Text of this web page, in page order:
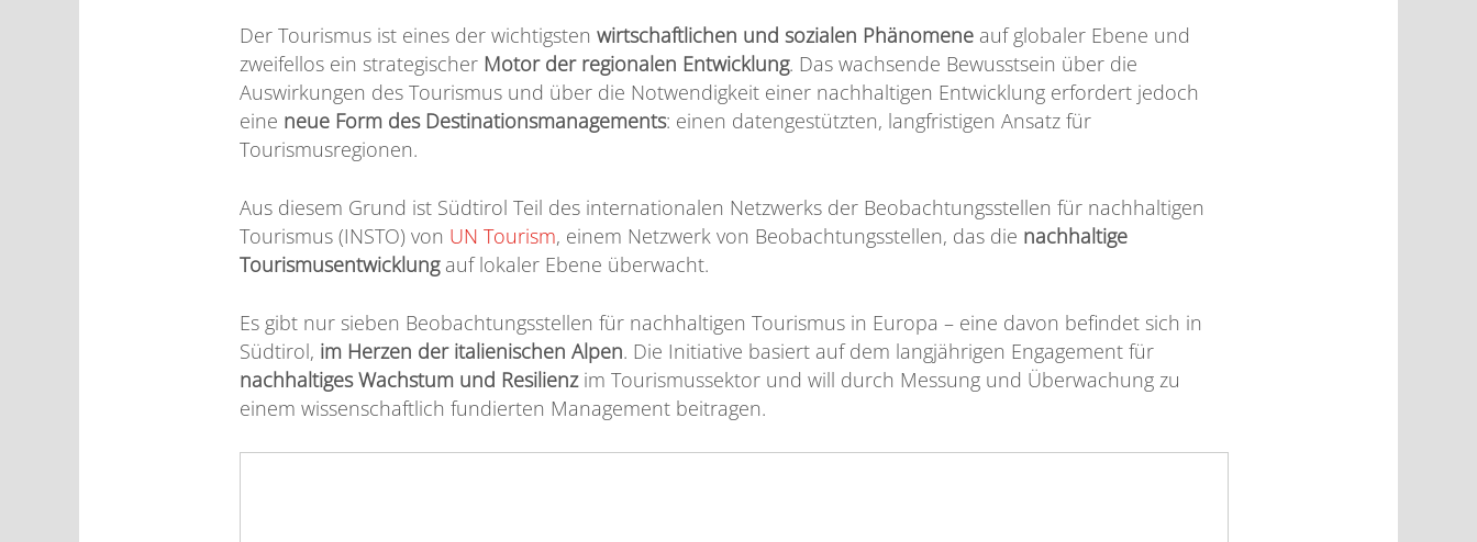
Der Tourismus ist eines der wichtigsten wirtschaftlichen und sozialen Phänomene auf globaler Ebene und
zweifellos ein strategischer Motor der regionalen Entwicklung. Das wachsende Bewusstsein über die
Auswirkungen des Tourismus und über die Notwendigkeit einer nachhaltigen Entwicklung erfordert jedoch
eine neue Form des Destinationsmanagements: einen datengestützten, langfristigen Ansatz für
Tourismusregionen.
Aus diesem Grund ist Südtirol Teil des internationalen Netzwerks der Beobachtungsstellen für nachhaltigen
Tourismus (INSTO) von UN Tourism, einem Netzwerk von Beobachtungsstellen, das die nachhaltige
Tourismusentwicklungauf lokaler Ebene überwacht.
Es gibt nur sieben Beobachtungsstellen für nachhaltigen Tourismus in Europa – eine davon befindet sich in
Südtirol, im Herzen der italienischen Alpen. Die Initiative basiert auf dem langjährigen Engagement für
nachhaltiges Wachstum und Resilienz im Tourismussektor und will durch Messung und Überwachung zu
einem wissenschaftlich fundierten Management beitragen.